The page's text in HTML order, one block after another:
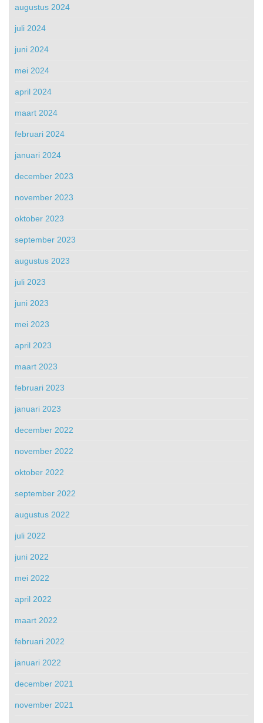
augustus 2024
juli 2024
juni 2024
mei 2024
april 2024
maart 2024
februari 2024
januari 2024
december 2023
november 2023
oktober 2023
september 2023
augustus 2023
juli 2023
juni 2023
mei 2023
april 2023
maart 2023
februari 2023
januari 2023
december 2022
november 2022
oktober 2022
september 2022
augustus 2022
juli 2022
juni 2022
mei 2022
april 2022
maart 2022
februari 2022
januari 2022
december 2021
november 2021